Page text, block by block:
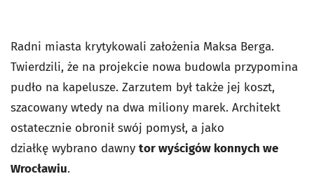
Radni miasta krytykowali założenia Maksa Berga.
Twierdzili, że na projekcie nowa budowla przypomina
pudło na kapelusze. Zarzutem był także jej koszt,
szacowany wtedy na dwa miliony marek. Architekt
ostatecznie obronił swój pomysł, a jako
działkę wybrano dawny tor wyścigów konnych we
Wrocławiu.